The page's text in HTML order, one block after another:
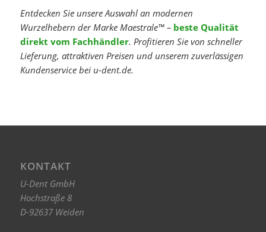
Entdecken Sie unsere Auswahl an modernen
Wurzelhebern der Marke Maestrale™ – beste Qualität
direkt vom Fachhändler. Profitieren Sie von schneller
Lieferung, attraktiven Preisen und unserem zuverlässigen
Kundenservice bei u-dent.de.
KONTAKT
U-Dent GmbH
Hochstraße 8
D-92637 Weiden